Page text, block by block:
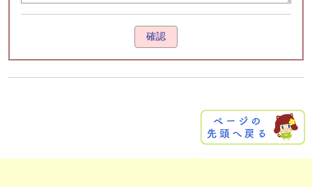
確認